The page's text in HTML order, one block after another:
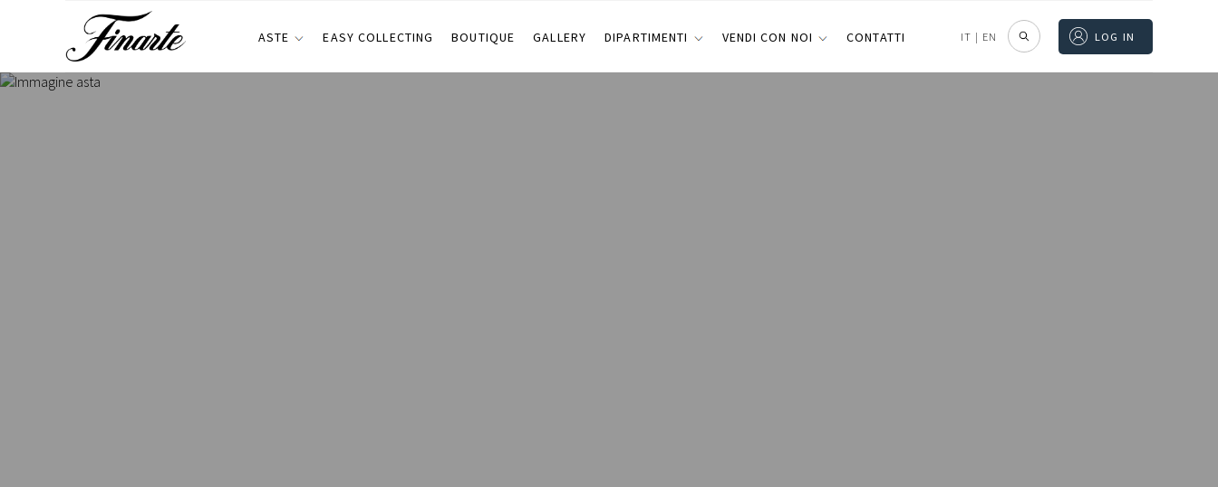
ASTE EASY COLLECTING BOUTIQUE GALLERY DIPARTIMENTI VENDI CON NOI CONTATTI IT | EN LOG IN